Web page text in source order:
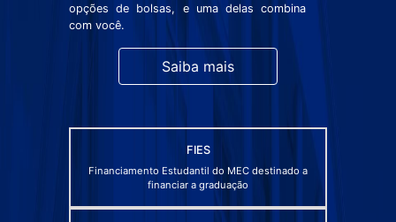
opções de bolsas, e uma delas combina
com você.
Saiba mais
FIES
Financiamento Estudantil do MEC destinado a
financiar a graduação